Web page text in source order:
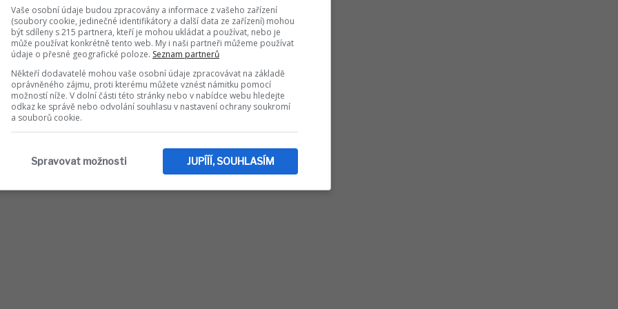
průlivu i okamžitým
Po podpisu má následovat
kdy se bude jednat o íránském jaderném
Vaše osobní údaje budou zpracovány a informace z vašeho zařízení
(soubory cookie, jedinečné identifikátory a další data ze zařízení) mohou
být sdíleny s 215 partnera, kteří je mohou ukládat a používat, nebo je
může používat konkrétně tento web. My i naši partneři můžeme používat
údaje o přesné geografické poloze. Seznam partnerů
Někteří dodavatelé mohou vaše osobní údaje zpracovávat na základě
oprávněného zájmu, proti kterému můžete vznést námitku pomocí
možností níže. V dolní části této stránky nebo v nabídce webu hledejte
odkaz ke správě nebo odvolání souhlasu v nastavení ochrany soukromí
a souborů cookie.
JUPÍÍÍ, SOUHLASÍM
Spravovat možnosti